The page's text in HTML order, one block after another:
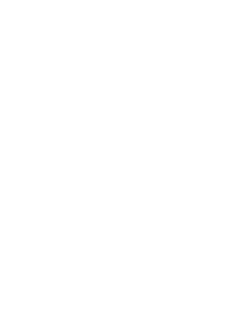
るい）
25歳（2025年8月時点）